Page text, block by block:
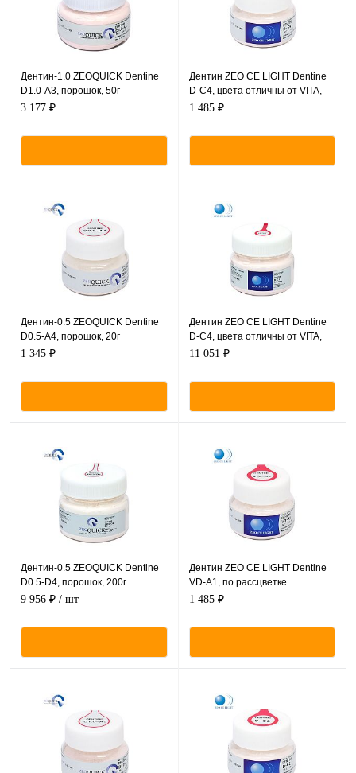
Дентин-1.0 ZEOQUICK Dentine
D1.0-A3, порошок, 50г
3 177 ₽
Дентин ZEO CE LIGHT Dentine
D-C4, цвета отличны от VITA,
порошок, 20 г.
1 485 ₽
Дентин-0.5 ZEOQUICK Dentine
D0.5-A4, порошок, 20г
1 345 ₽
Дентин ZEO CE LIGHT Dentine
D-C4, цвета отличны от VITA,
порошок, 200 г.
11 051 ₽
Дентин-0.5 ZEOQUICK Dentine
D0.5-D4, порошок, 200г
9 956 ₽ / шт
Дентин ZEO CE LIGHT Dentine
VD-A1, по рассцветке
соответствующий VITA,
1 485 ₽